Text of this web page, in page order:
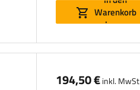
Warenkorb
legen
194,50 €inkl. MwSt